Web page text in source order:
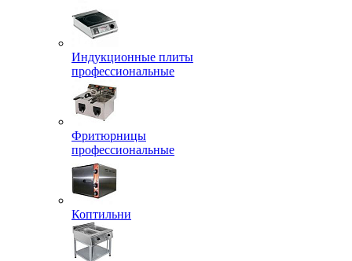
Индукционные плиты
профессиональные
Фритюрницы
профессиональные
Коптильни